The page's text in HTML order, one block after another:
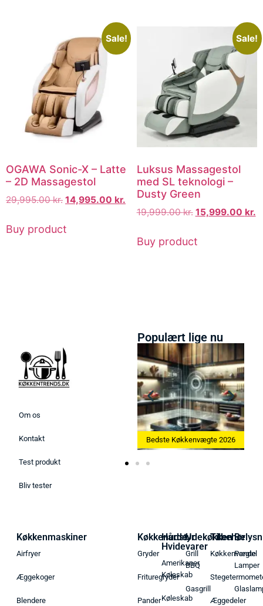
Sale!
OGAWA Sonic-X – Latte
– 2D Massagestol
29,995.00kr. 14,995.00 kr.
Buy product
Sale!
Luksus Massagestol
med SL teknologi –
Dusty Green
19,999.00kr. 15,999.00 kr.
Buy product
Om os
Kontakt
Test produkt
Bliv tester
Populært lige nu
Bedste Ismaskine 2026 Bedste Køkkenvægte 2026
Køkkenmaskiner
Airfryer
Æggekoger
Blendere
Køkkenudstyr
Gryder
Frituregryder
Pander
Hårde
Hvidevarer
Amerikaner
Køleskab
Køleskab
Udekøkken
Grill
BBQ
Gasgrill
Tilbehør
Køkkenvægte
Æggedeler
Pendel
Lamper